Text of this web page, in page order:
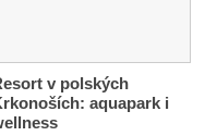
v polských
aquapark i